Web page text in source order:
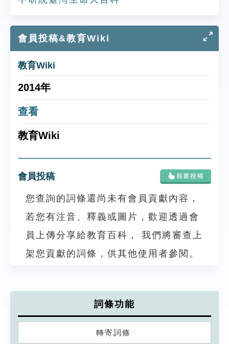
會員投稿&教育Wiki
教育Wiki
2014年
查看
教育Wiki
會員投稿
您查詢的詞條還尚未有會員貢獻內容，
若您有注音、釋義或圖片，歡迎透過會
員上傳分享給教育百科， 我們將審查上
架您貢獻的詞條，供其他使用者參閱。
詞條功能
轉寄詞條